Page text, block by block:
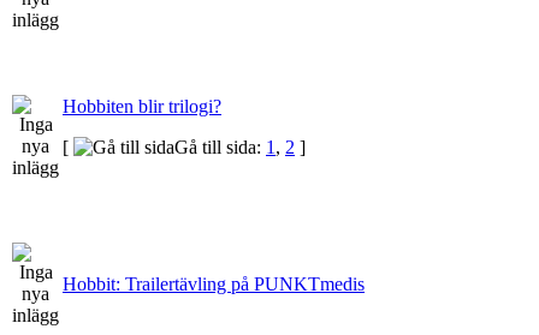
Hobbiten blir trilogi?
[
Gå till sida: 1 , 2 ]
Hobbit: Trailertävling på PUNKTmedis